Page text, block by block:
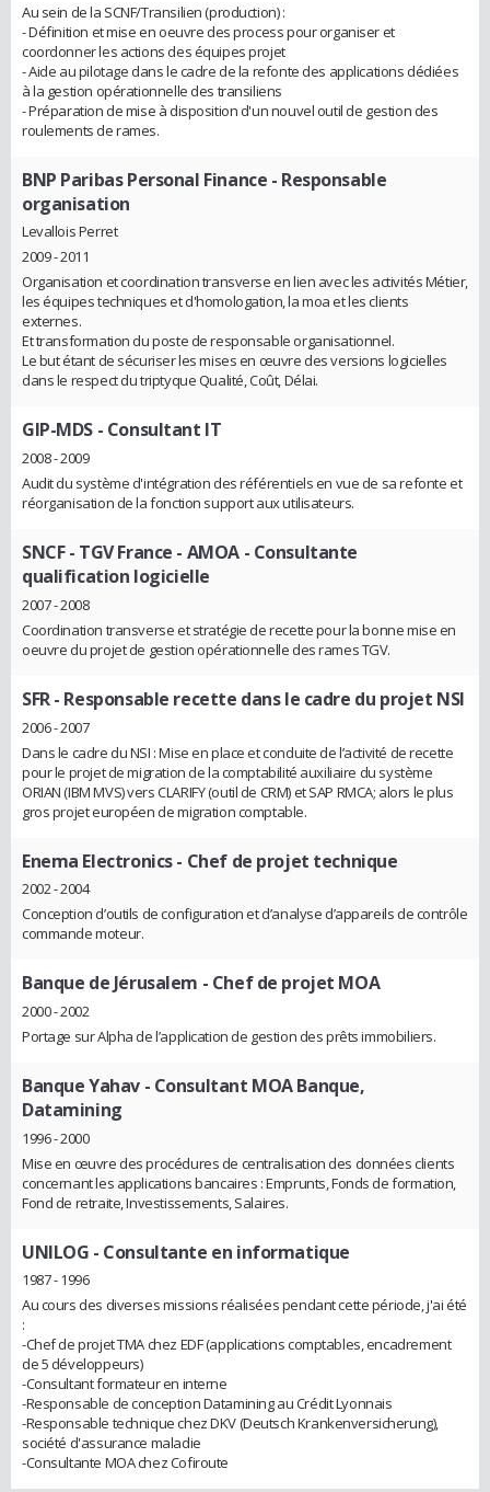
Au sein de la SCNF/Transilien (production) :
- Définition et mise en oeuvre des process pour organiser et
coordonner les actions des équipes projet
- Aide au pilotage dans le cadre de la refonte des applications dédiées
à la gestion opérationnelle des transiliens
- Préparation de mise à disposition d'un nouvel outil de gestion des
roulements de rames.
BNP Paribas Personal Finance - Responsable
organisation
Levallois Perret
2009 - 2011
Organisation et coordination transverse en lien avec les activités Métier,
les équipes techniques et d'homologation, la moa et les clients
externes.
Et transformation du poste de responsable organisationnel.
Le but étant de sécuriser les mises en œuvre des versions logicielles
dans le respect du triptyque Qualité, Coût, Délai.
GIP-MDS - Consultant IT
2008 - 2009
Audit du système d'intégration des référentiels en vue de sa refonte et
réorganisation de la fonction support aux utilisateurs.
SNCF - TGV France - AMOA - Consultante
qualification logicielle
2007 - 2008
Coordination transverse et stratégie de recette pour la bonne mise en
oeuvre du projet de gestion opérationnelle des rames TGV.
SFR- Responsable recette dans le cadre du projet NSI
2006 - 2007
Dans le cadre du NSI : Mise en place et conduite de l’activité de recette
pour le projet de migration de la comptabilité auxiliaire du système
ORIAN (IBM MVS) vers CLARIFY (outil de CRM) et SAP RMCA; alors le plus
gros projet européen de migration comptable.
Enema Electronics- Chef de projet technique
2002 - 2004
Conception d’outils de configuration et d’analyse d’appareils de contrôle
commande moteur.
Banque de Jérusalem - Chef de projet MOA
2000 - 2002
Portage sur Alpha de l’application de gestion des prêts immobiliers.
Banque Yahav- Consultant MOA Banque,
Datamining
1996 - 2000
Mise en œuvre des procédures de centralisation des données clients
concernant les applications bancaires : Emprunts, Fonds de formation,
Fond de retraite, Investissements, Salaires.
UNILOG - Consultante en informatique
1987 - 1996
Au cours des diverses missions réalisées pendant cette période, j'ai été
:
-Chef de projet TMA chez EDF (applications comptables, encadrement
de 5 développeurs)
-Consultant formateur en interne
-Responsable de conception Datamining au Crédit Lyonnais
-Responsable technique chez DKV (Deutsch Krankenversicherung),
société d'assurance maladie
-Consultante MOA chez Cofiroute